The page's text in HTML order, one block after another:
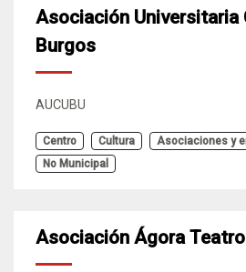
Asociación Universitaria
Burgos
AUCUBU
Centro Cultura
Asociaciones y
No Municipal
Asociación Ágora